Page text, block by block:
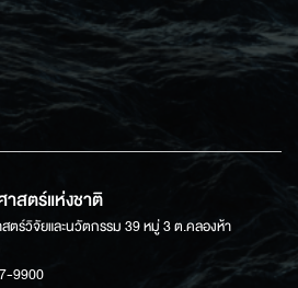
สตร์แห่งชาติ
ตร์วิจัยและนวัตกรรม 39 หมู่ 3 ต.คลองห้า
9900